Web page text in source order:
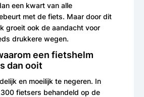
een kwart van alle
met de fiets. Maar door dit
groeit ook de aandacht voor
drukkere wegen.
een fietshelm
dan ooit
en moeilijk te negeren. In
fietsers behandeld op de